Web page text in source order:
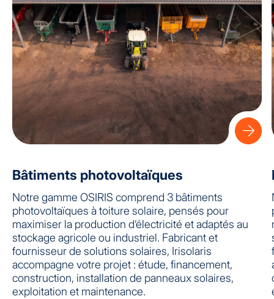
Bâtiments photovoltaïques
Notre gamme OSIRIS comprend 3 bâtiments
photovoltaïques à toiture solaire, pensés pour
maximiser la production d’électricité et adaptés au
stockage agricole ou industriel. Fabricant et
fournisseur de solutions solaires, Irisolaris
accompagne votre projet : étude, financement,
construction, installation de panneaux solaires,
exploitation et maintenance.